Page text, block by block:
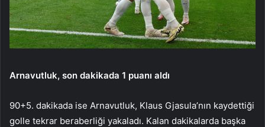
Arnavutluk, son dakikada 1 puanı aldı
90+5. dakikada ise Arnavutluk, Klaus Gjasula’nın kaydettiği
golle tekrar beraberliği yakaladı. Kalan dakikalarda başka